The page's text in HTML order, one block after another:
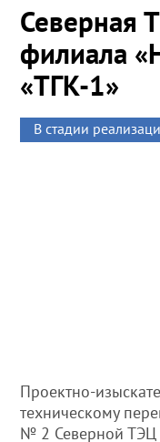
Северная
филиала
«ТГК-1»
В стадии
Проектно-
техническому
№ 2 Северной